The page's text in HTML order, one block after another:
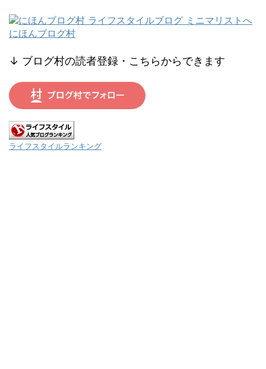
にほんブログ村
↓ ブログ村の読者登録・こちらからできます
ライフスタイルランキング